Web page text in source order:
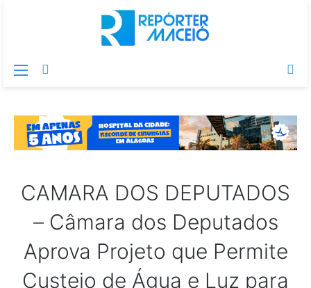
Menu
CAMARA DOS DEPUTADOS
– Câmara dos Deputados
Aprova Projeto que Permite
Custeio de Água e Luz para